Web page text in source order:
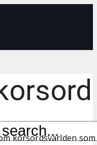
korsordsvärlden